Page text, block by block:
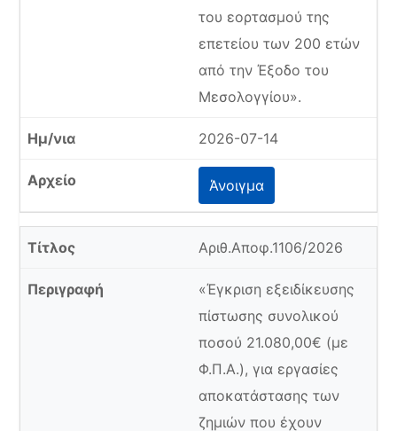
του εορτασμού της
επετείου των 200 ετών
από την Έξοδο του
Μεσολογγίου».
2026-07-14
Άνοιγμα
Αριθ.Αποφ.1106/2026
«Έγκριση εξειδίκευσης
πίστωσης συνολικού
ποσού 21.080,00€ (με
Φ.Π.Α.), για εργασίες
αποκατάστασης των
ζημιών που έχουν